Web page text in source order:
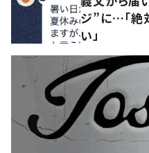
ジ”に…「絶
い」